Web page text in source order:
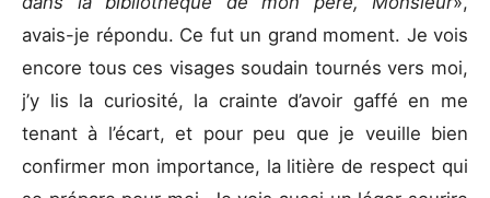
avais-je répondu. Ce fut un grand moment. Je vois
encore tous ces visages soudain tournés vers moi,
j’y lis la curiosité, la crainte d’avoir gaffé en me
tenant à l’écart, et pour peu que je veuille bien
confirmer mon importance, la litière de respect qui